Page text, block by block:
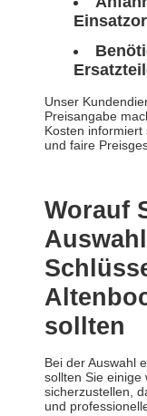
Unser
Preisangabe
Kosten
und faire
Worauf
sollten
Bei der Auswahl
sollten Sie einige
sicherzustellen,
und